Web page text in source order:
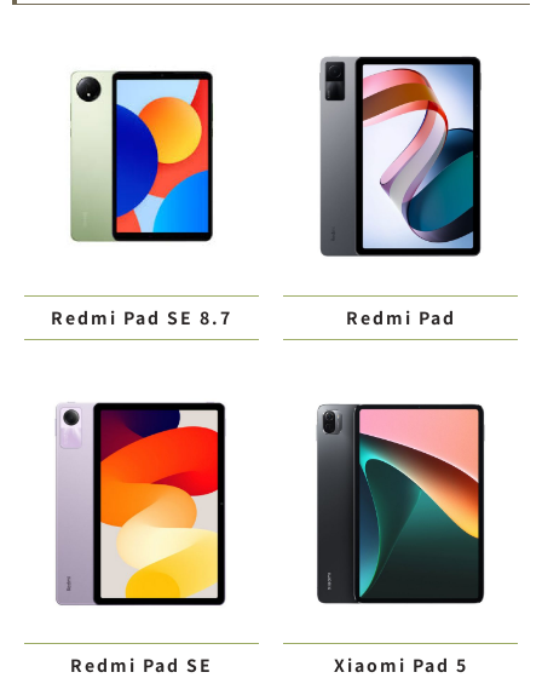
Redmi Pad SE 8.7 Redmi Pad
Redmi Pad SE Xiaomi Pad 5